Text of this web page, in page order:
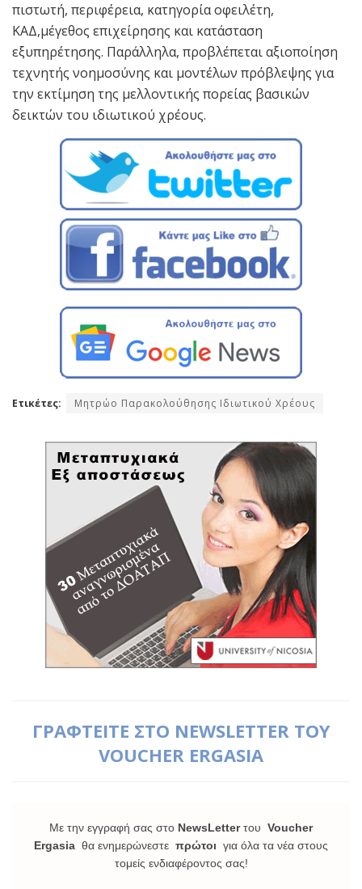
πιστωτή, περιφέρεια, κατηγορία οφειλέτη,
ΚΑΔ,μέγεθος επιχείρησης και κατάσταση
εξυπηρέτησης. Παράλληλα, προβλέπεται αξιοποίηση
τεχνητής νοημοσύνης και μοντέλων πρόβλεψης για
την εκτίμηση της μελλοντικής πορείας βασικών
δεικτών του ιδιωτικού χρέους.
Ετικέτες: Μητρώο Παρακολούθησης Ιδιωτικού Χρέους
ΓΡΑΦΤΕΙΤΕ ΣΤΟ NEWSLETTER ΤΟΥ
VOUCHER ERGASIA
Με την εγγραφή σας στο NewsLetterτου Voucher
Ergasia θα ενημερώνεστε πρώτοι για όλα τα νέα στους
τομείς ενδιαφέροντος σας!